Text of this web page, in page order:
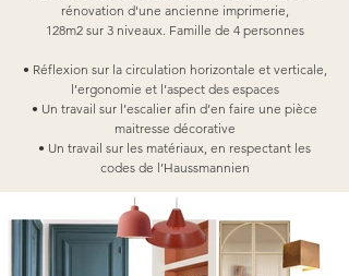
rénovation d'une ancienne imprimerie,
128m2 sur 3 niveaux. Famille de 4 personnes
• Réflexion sur la circulation horizontale et verticale,
l’ergonomie et l’aspect des espaces
• Un travail sur l’escalier afin d’en faire une pièce
maitresse décorative
• Un travail sur les matériaux, en respectant les
codes de l’Haussmannien